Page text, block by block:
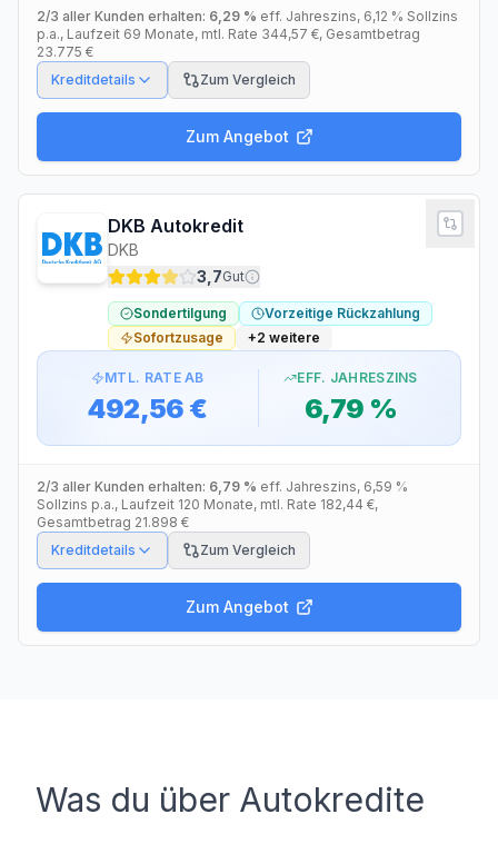
2/3 aller Kunden erhalten: 6,29 % eff. Jahreszins, 6,12 % Sollzins
p.a., Laufzeit 69 Monate, mtl. Rate 344,57 €, Gesamtbetrag
23.775 €
Kreditdetails
Zum Vergleich
Zum Angebot
DKB Autokredit
DKB
3,7Gut
Sondertilgung
Vorzeitige Rückzahlung
Sofortzusage
+2 weitere
MTL. RATE AB
492,56 €
EFF. JAHRESZINS
6,79 %
2/3 aller Kunden erhalten: 6,79 % eff. Jahreszins, 6,59 %
Sollzins p.a., Laufzeit 120 Monate, mtl. Rate 182,44 €,
Gesamtbetrag 21.898 €
Kreditdetails
Zum Vergleich
Zum Angebot
Was du über Autokredite